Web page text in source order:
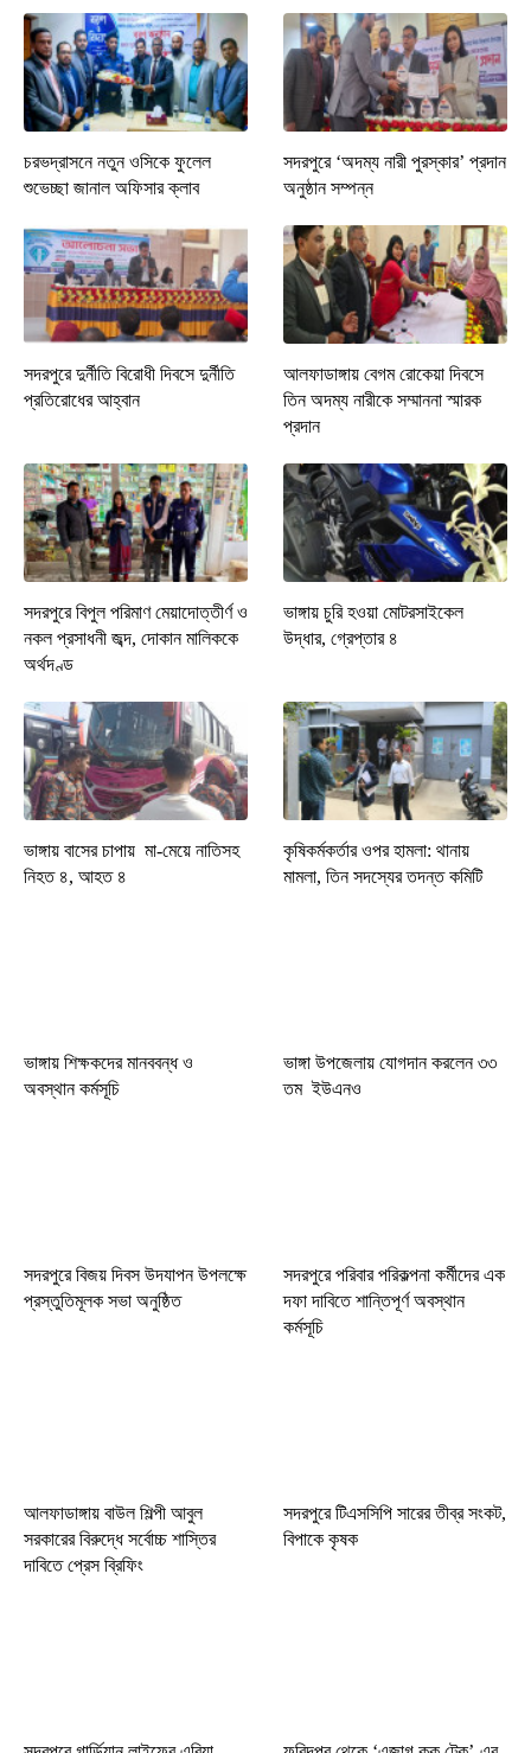
চরভদ্রাসনে নতুন ওসিকে ফুলেল
শুভেচ্ছা জানাল অফিসার ক্লাব
সদরপুরে ‘অদম্য নারী পুরস্কার’ প্রদান
অনুষ্ঠান সম্পন্ন
সদরপুরে দুর্নীতি বিরোধী দিবসে দুর্নীতি
প্রতিরোধের আহ্বান
আলফাডাঙ্গায় বেগম রোকেয়া দিবসে
তিন অদম্য নারীকে সম্মাননা স্মারক
প্রদান
সদরপুরে বিপুল পরিমাণ মেয়াদোত্তীর্ণ ও
নকল প্রসাধনী জব্দ, দোকান মালিককে
অর্থদণ্ড
ভাঙ্গায় চুরি হওয়া মোটরসাইকেল
উদ্ধার, গ্রেপ্তার ৪
ভাঙ্গায় বাসের চাপায় মা-মেয়ে নাতিসহ
নিহত ৪, আহত ৪
কৃষিকর্মকর্তার ওপর হামলা: থানায়
মামলা, তিন সদস্যের তদন্ত কমিটি
ভাঙ্গায় শিক্ষকদের মানববন্ধ ও
অবস্থান কর্মসূচি
ভাঙ্গা উপজেলায় যোগদান করলেন ৩৩
তম ইউএনও
সদরপুরে বিজয় দিবস উদযাপন উপলক্ষে
প্রস্তুতিমূলক সভা অনুষ্ঠিত
সদরপুরে পরিবার পরিকল্পনা কর্মীদের এক
দফা দাবিতে শান্তিপূর্ণ অবস্থান
কর্মসূচি
আলফাডাঙ্গায় বাউল শিল্পী আবুল
সরকারের বিরুদ্ধে সর্বোচ্চ শাস্তির
দাবিতে প্রেস ব্রিফিং
সদরপুরে টিএসসিপি সারের তীব্র সংকট,
বিপাকে কৃষক